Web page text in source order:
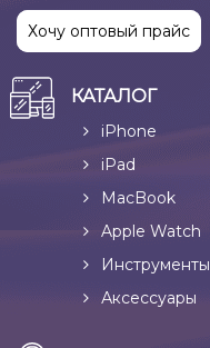
Хочу оптовый прайс
КАТАЛОГ
iPhone
iPad
MacBook
Apple Watch
Инструменты
Аксессуары